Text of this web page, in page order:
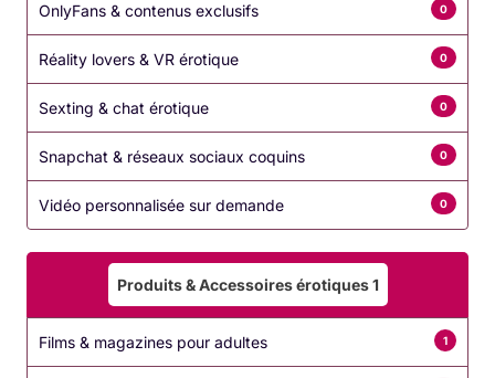
OnlyFans & contenus exclusifs 0
Réality lovers & VR érotique 0
Sexting & chat érotique 0
Snapchat & réseaux sociaux coquins 0
Vidéo personnalisée sur demande 0
Produits & Accessoires érotiques1
Films & magazines pour adultes 1